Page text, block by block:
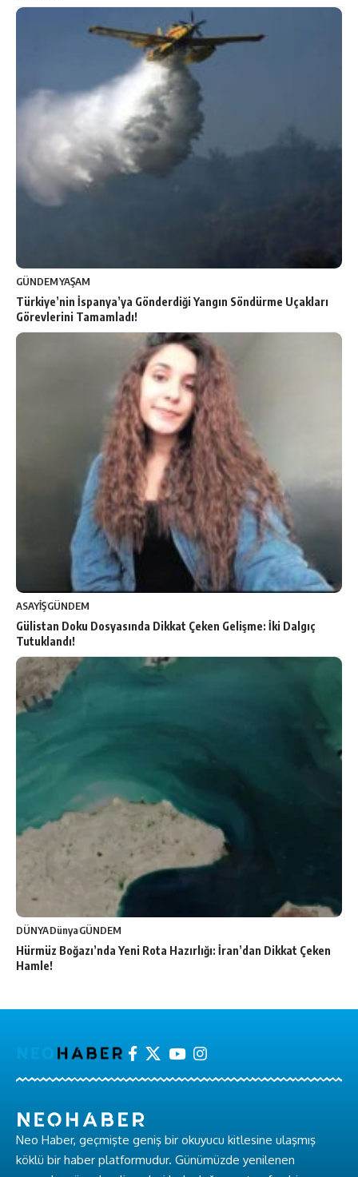
GÜNDEMYAŞAM
Türkiye’nin İspanya’ya Gönderdiği Yangın Söndürme Uçakları
Görevlerini Tamamladı!
ASAYİŞGÜNDEM
Gülistan Doku Dosyasında Dikkat Çeken Gelişme: İki Dalgıç
Tutuklandı!
DÜNYADünyaGÜNDEM
Hürmüz Boğazı’nda Yeni Rota Hazırlığı: İran’dan Dikkat Çeken
Hamle!
Neo Haber, geçmişte geniş bir okuyucu kitlesine ulaşmış
köklü bir haber platformudur. Günümüzde yenilenen